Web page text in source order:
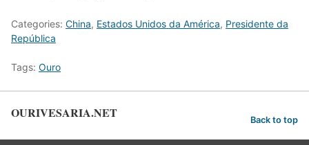
Categories: China, Estados Unidos da América, Presidente da
República
Tags: Ouro
OURIVESARIA.NET Back to top